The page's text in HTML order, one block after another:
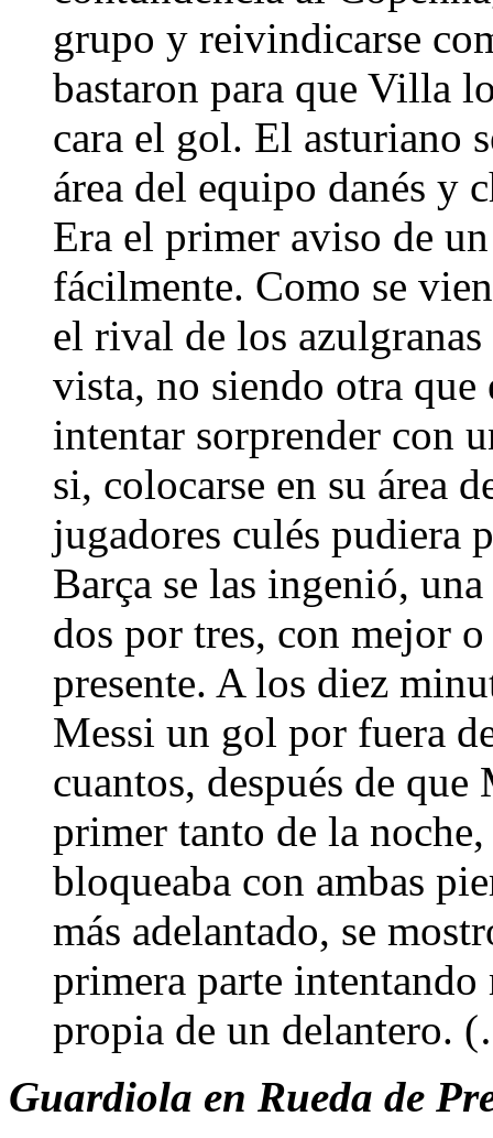
grupo y reivindicarse
bastaron para que Villa
cara el gol. El asturiano
área del equipo danés y
Era el primer aviso de
fácilmente. Como se
el rival de los
vista, no siendo otra que
intentar sorprender con
si, colocarse en su área
jugadores culés pudiera
Barça se las ingenió,
dos por tres, con mejor
presente. A los diez
Messi un gol por fuera
cuantos, después de
primer tanto de la
bloqueaba con ambas
más adelantado, se
primera parte intentando
propia de un delantero.
Guardiola en Rueda de